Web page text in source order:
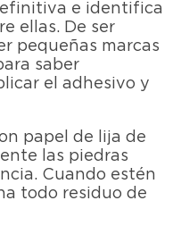
e identifica
ellas. De ser
pequeñas marcas
saber
el adhesivo y
papel de lija de
las piedras
Cuando estén
todo residuo de